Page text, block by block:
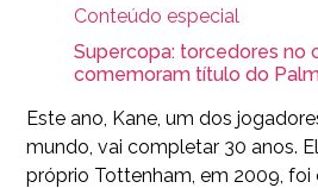
Conteúdo especial
Supercopa: torcedores no
comemoram título do
Este ano, Kane, um dos
mundo, vai completar 30 anos.
próprio Tottenham, em 2009, foi